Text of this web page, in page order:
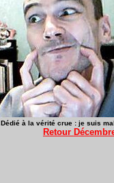
Dédié à la vérité crue : je suis
Retour